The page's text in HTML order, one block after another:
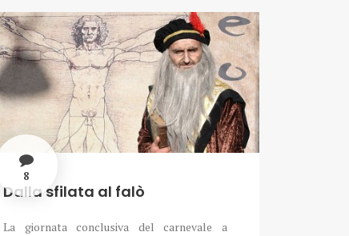
8
Dalla sfilata al falò
La giornata conclusiva del carnevale a